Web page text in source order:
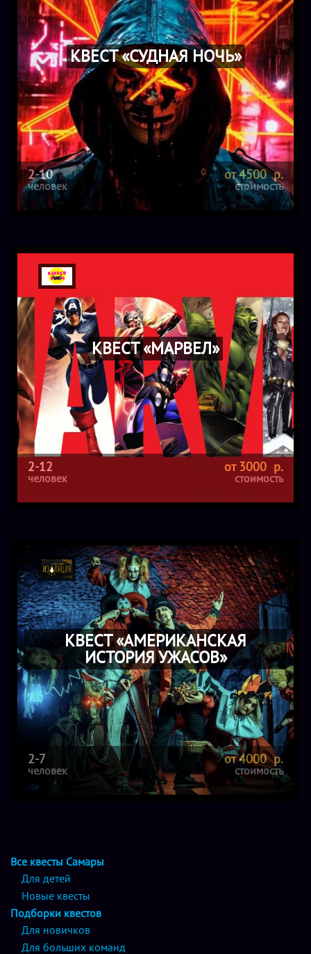
КВЕСТ «СУДНАЯ НОЧЬ»
2-10
человек
от 4500 р.
стоимость
КВЕСТ «МАРВЕЛ»
2-12
человек
от 3000 р.
стоимость
КВЕСТ «АМЕРИКАНСКАЯ
ИСТОРИЯ УЖАСОВ»
2-7
человек
от 4000 р.
стоимость
Все квесты Самары
Для детей
Новые квесты
Подборки квестов
Для новичков
Для больших команд